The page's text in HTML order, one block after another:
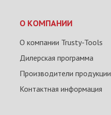
О КОМПАНИИ
О компании Trusty-Tools
Дилерская программа
Производители продукции
Контактная информация